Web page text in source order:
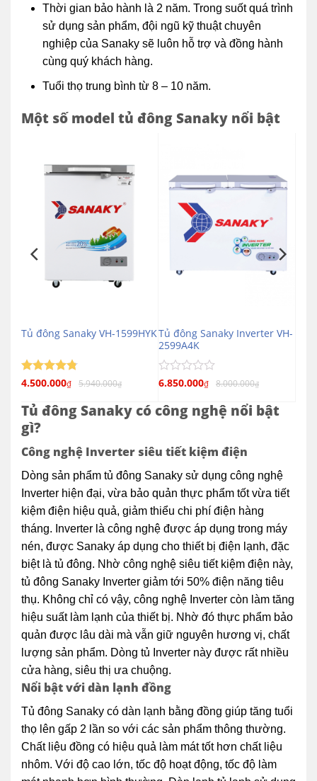
Thời gian bảo hành là 2 năm. Trong suốt quá trình
sử dụng sản phẩm, đội ngũ kỹ thuật chuyên
nghiệp của Sanaky sẽ luôn hỗ trợ và đồng hành
cùng quý khách hàng.
Tuổi thọ trung bình từ 8 – 10 năm.
Một số model tủ đông Sanaky nổi bật
Tủ đông Sanaky VH-1599HYK
Được xếp
5 sao
4.500.000₫ 5.940.000₫
Tủ đông Sanaky Inverter VH-
2599A4K
Được
hạng
0
6.850.000₫ 8.000.000₫
Tủ đông Sanaky có công nghệ nổi bật
gì?
Công nghệ Inverter siêu tiết kiệm điện
Dòng sản phẩm tủ đông Sanaky sử dụng công nghệ
Inverter hiện đại, vừa bảo quản thực phẩm tốt vừa tiết
kiệm điện hiệu quả, giảm thiểu chi phí điện hàng
tháng. Inverter là công nghệ được áp dụng trong máy
nén, được Sanaky áp dụng cho thiết bị điện lạnh, đặc
biệt là tủ đông. Nhờ công nghệ siêu tiết kiệm điện này,
tủ đông Sanaky Inverter giảm tới 50% điện năng tiêu
thụ. Không chỉ có vậy, công nghệ Inverter còn làm tăng
hiệu suất làm lạnh của thiết bị. Nhờ đó thực phẩm bảo
quản được lâu dài mà vẫn giữ nguyên hương vị, chất
lượng sản phẩm. Dòng tủ Inverter này được rất nhiều
cửa hàng, siêu thị ưa chuộng.
Nổi bật với dàn lạnh đồng
Tủ đông Sanaky có dàn lạnh bằng đồng giúp tăng tuổi
thọ lên gấp 2 lần so với các sản phẩm thông thường.
Chất liệu đồng có hiệu quả làm mát tốt hơn chất liệu
nhôm. Với độ cao lớn, tốc độ hoạt động, tốc độ làm